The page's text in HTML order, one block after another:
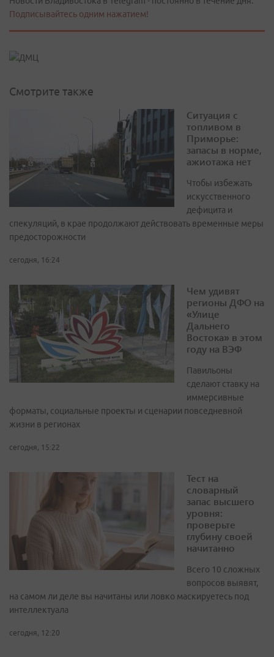
Подписывайтесь одним нажатием!
Смотрите также
Ситуация с
топливом в
Приморье:
запасы в норме,
ажиотажа нет
Чтобы избежать
искусственного
дефицита и
спекуляций, в крае продолжают действовать временные меры
предосторожности
сегодня, 16:24
Чем удивят
регионы ДФО на
«Улице
Дальнего
Востока» в этом
году на ВЭФ
Павильоны
сделают ставку на
иммерсивные
форматы, социальные проекты и сценарии повседневной
жизни в регионах
сегодня, 15:22
Тест на
словарный
запас высшего
уровня:
проверьте
глубину своей
начитанно
Всего 10 сложных
вопросов выявят,
на самом ли деле вы начитаны или ловко маскируетесь под
интеллектуала
сегодня, 12:20